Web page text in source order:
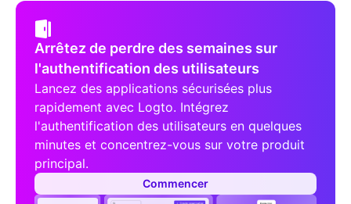
Arrêtez de perdre des semaines sur
l'authentification des utilisateurs
Lancez des applications sécurisées plus
rapidement avec Logto. Intégrez
l'authentification des utilisateurs en quelques
minutes et concentrez-vous sur votre produit
principal.
Commencer